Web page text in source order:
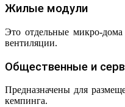
Жилые модули
Это отдельные микро-
вентиляции.
Общественные и
Предназначены для
кемпинга.